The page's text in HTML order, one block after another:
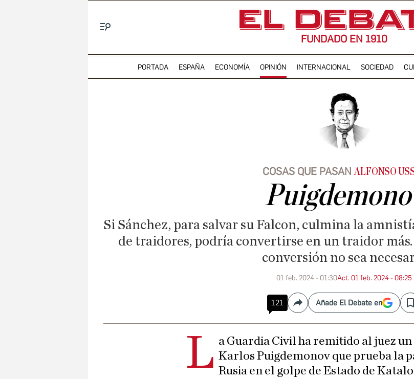
FUNDADO EN 1910
PORTADA ESPAÑA ECONOMÍA OPINIÓN INTERNACIONAL SOCIEDAD
COSAS QUE PASAN ALFONSO
Si Sánchez, para salvar su Falcon, culmina la
de traidores, podría convertirse en un traidor más.
conversión no sea
01 feb. 2024 - 01:30Act. 01 feb. 2024 - 08:25
121 CompartirAñade El Debate en
L a Guardia Civil ha remitido al juez
Karlos Puigdemonov que prueba la
Rusia en el golpe de Estado de